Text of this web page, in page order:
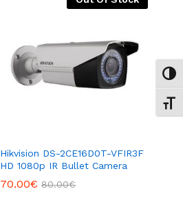
Hikvision DS-2CE16D0T-VFIR3F
HD 1080p IR Bullet Camera
70.00€ 80.00€